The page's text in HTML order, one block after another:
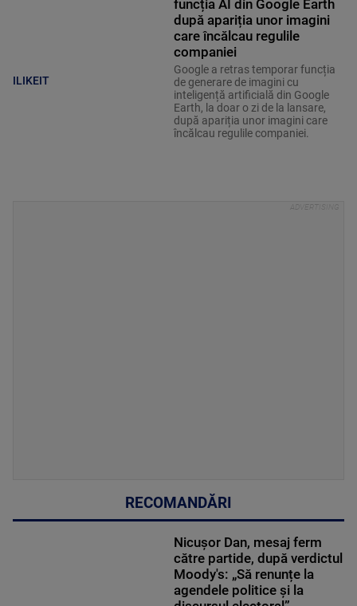
ILIKEIT
funcția AI din Google Earth
după apariția unor imagini
care încălcau regulile
companiei
Google a retras temporar funcția
de generare de imagini cu
inteligență artificială din Google
Earth, la doar o zi de la lansare,
după apariția unor imagini care
încălcau regulile companiei.
RECOMANDĂRI
Nicușor Dan, mesaj ferm
către partide, după verdictul
Moody's: „Să renunțe la
agendele politice şi la